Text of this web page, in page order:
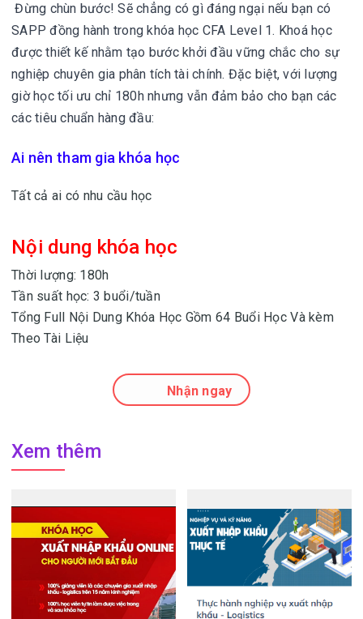
Đừng chùn bước! Sẽ chẳng có gì đáng ngại nếu bạn có
SAPP đồng hành trong khóa học CFA Level 1. Khoá học
được thiết kế nhằm tạo bước khởi đầu vững chắc cho sự
nghiệp chuyên gia phân tích tài chính. Đặc biệt, với lượng
giờ học tối ưu chỉ 180h nhưng vẫn đảm bảo cho bạn các
các tiêu chuẩn hàng đầu:
Ai nên tham gia khóa học
Tất cả ai có nhu cầu học
Nội dung khóa học
Thời lượng: 180h
Tần suất học: 3 buổi/tuần
Tổng Full Nội Dung Khóa Học Gồm 64 Buổi Học Và kèm
Theo Tài Liệu
Nhận ngay
Xem thêm